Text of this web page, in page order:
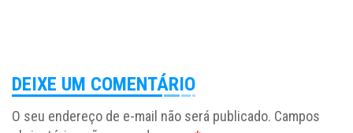
DEIXE UM COMENTÁRIO
O seu endereço de e-mail não será publicado. Campos